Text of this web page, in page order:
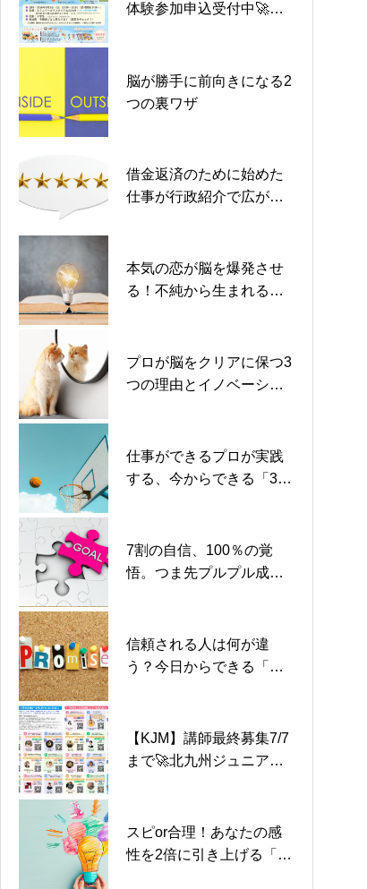
体験参加申込受付中🚀北
脳が勝手に前向きになる2
つの裏ワザ
借金返済のために始めた
仕事が行政紹介で広がっ
本気の恋が脳を爆発させ
る！不純から生まれる２
プロが脳をクリアに保つ3
つの理由とイノベーショ
仕事ができるプロが実践
する、今からできる「3秒
7割の自信、100％の覚
悟。つま先プルプル成長
信頼される人は何が違
う？今日からできる「即
【KJM】講師最終募集7/7
まで🚀北九州ジュニア・
スピor合理！あなたの感
性を2倍に引き上げる「環
つの理由とイノベーショ
感性をアップデートする2
つの選択
1分で「心の余白」を取り
戻す超ミニ習慣5選
【職業体験の講師さん第1
次最終募集】「北九州ジ
第1回目は「美・健康・癒
し」がテーマ
【1次募集スタート】8月
９日（日）開催・北九州
のプロ講師、限定募集！
創業30年のプロが語る“記
憶を売る”3つの法則
未来を変える2つの汗の流
し方
収益を10倍にする！「信
頼の種まき」2つのアクシ
「やめときなよ」に負け
ない人がやっている3つの
S1 #033 │【突破】「前年
比95%」という心地よい
つの理由とイノベーショ
感性をアップデートする2
つの選択
1分で「心の余白」を取り
戻す超ミニ習慣5選
【職業体験の講師さん第1
次最終募集】「北九州ジ
第1回目は「美・健康・癒
し」がテーマ
【1次募集スタート】8月
９日（日）開催・北九州
のプロ講師、限定募集！
創業30年のプロが語る“記
憶を売る”3つの法則
未来を変える2つの汗の流
し方
収益を10倍にする！「信
頼の種まき」2つのアクシ
「やめときなよ」に負け
ない人がやっている3つの
S1 #033 │【突破】「前年
比95%」という心地よい